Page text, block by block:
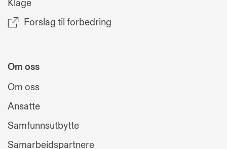
Klage
Forslag til forbedring
Om oss
Om oss
Ansatte
Samfunnsutbytte
Samarbeidspartnere